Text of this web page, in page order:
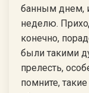
банным днем,
неделю.
конечно,
были такими
прелесть,
помните,